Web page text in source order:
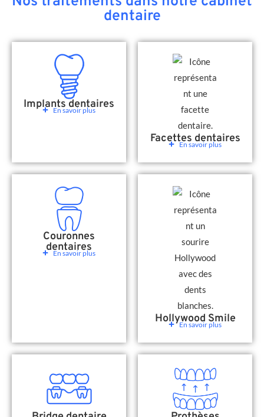
dentaire
Implants dentaires
En savoir plus
Facettes dentaires
En savoir plus
Couronnes
dentaires
En savoir plus
Hollywood Smile
En savoir plus